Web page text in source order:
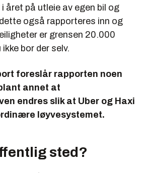
året på utleie av egen bil og
også rapporteres inn og
er grensen 20.000
bor der selv.
foreslår rapporten noen
annet at
endres slik at Uber og Haxi
løyvesystemet.
sted?